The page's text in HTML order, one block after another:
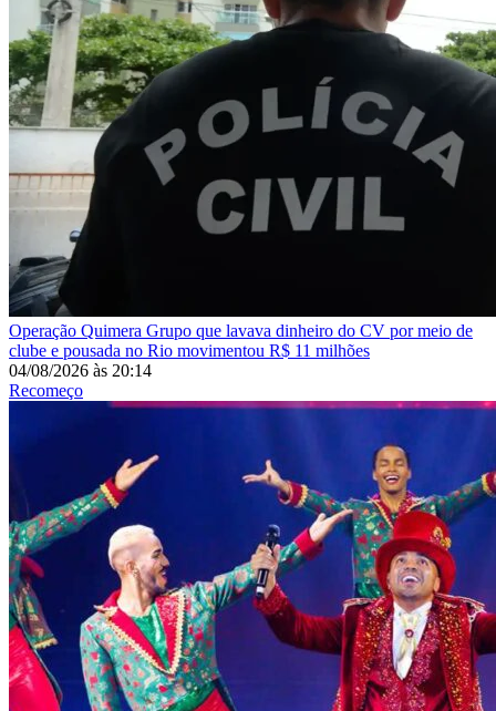
Operação Quimera Grupo que lavava dinheiro do CV por meio de
clube e pousada no Rio movimentou R$ 11 milhões
04/08/2026 às 20:14
Recomeço